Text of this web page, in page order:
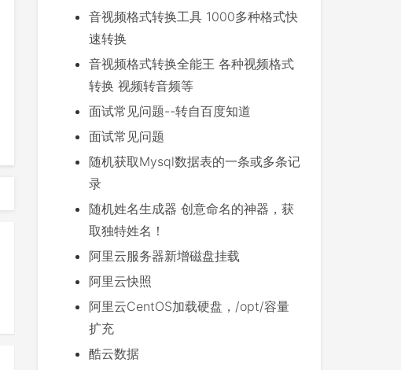
音视频格式转换工具 1000多种格式快
速转换
音视频格式转换全能王 各种视频格式
转换 视频转音频等
面试常见问题--转自百度知道
面试常见问题
随机获取Mysql数据表的一条或多条记
录
随机姓名生成器 创意命名的神器，获
取独特姓名！
阿里云服务器新增磁盘挂载
阿里云快照
阿里云CentOS加载硬盘，/opt/容量
扩充
酷云数据